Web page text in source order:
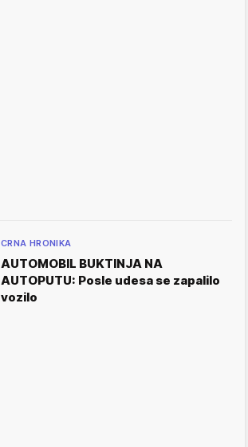
CRNA HRONIKA
AUTOMOBIL BUKTINJA NA
AUTOPUTU: Posle udesa se zapalilo
vozilo